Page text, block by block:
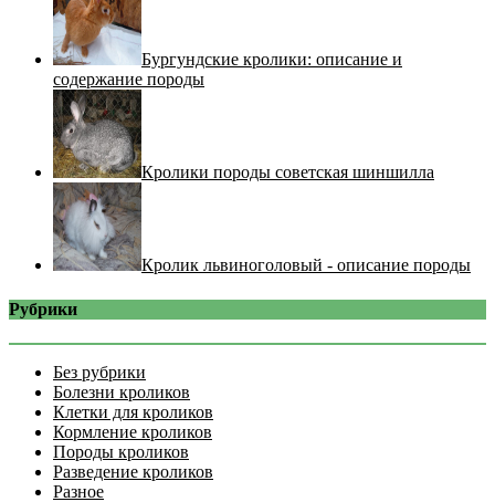
Бургундские кролики: описание и
содержание породы
Кролики породы советская шиншилла
Кролик львиноголовый - описание породы
Рубрики
Без рубрики
Болезни кроликов
Клетки для кроликов
Кормление кроликов
Породы кроликов
Разведение кроликов
Разное